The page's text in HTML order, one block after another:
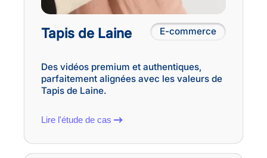
Tapis de Laine E-commerce
Des vidéos premium et authentiques,
parfaitement alignées avec les valeurs de
Tapis de Laine.
Lire l'étude de cas